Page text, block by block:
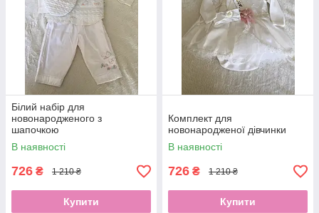
Білий набір для
новонародженого з
шапочкою
В наявності
726 ₴ 1 210 ₴
Купити
Комплект для
новонародженої дівчинки
В наявності
726 ₴ 1 210 ₴
Купити